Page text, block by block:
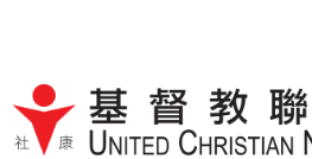
跳到內容（按輸入鍵）